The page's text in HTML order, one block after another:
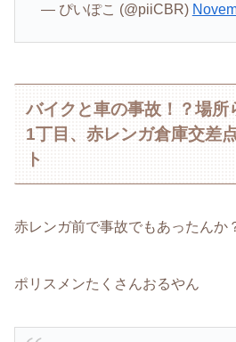
— ぴいぽこ (@piiCBR)
バイクと車の事故！？場所
1丁目、赤レンガ倉庫交差
ト
赤レンガ前で事故でもあったんか
ポリスメンたくさんおるやん